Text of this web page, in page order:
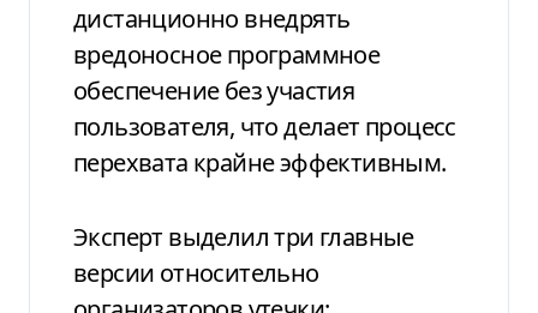
дистанционно внедрять
вредоносное программное
обеспечение без участия
пользователя, что делает процесс
перехвата крайне эффективным.
Эксперт выделил три главные
версии относительно